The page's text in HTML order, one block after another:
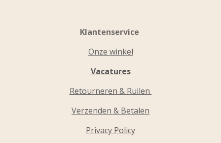
Klantenservice
Onze winkel
Vacatures
Retourneren & Ruilen
Verzenden & Betalen
Privacy Policy